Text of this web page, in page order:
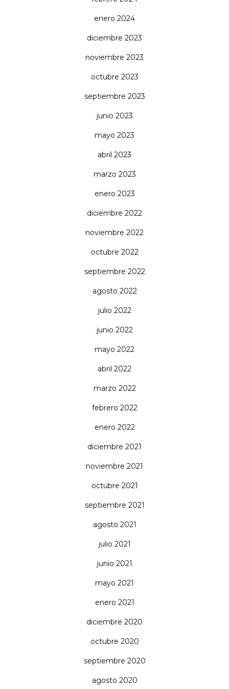
enero 2024
diciembre 2023
noviembre 2023
octubre 2023
septiembre 2023
junio 2023
mayo 2023
abril 2023
marzo 2023
enero 2023
diciembre 2022
noviembre 2022
octubre 2022
septiembre 2022
agosto 2022
julio 2022
junio 2022
mayo 2022
abril 2022
marzo 2022
febrero 2022
enero 2022
diciembre 2021
noviembre 2021
octubre 2021
septiembre 2021
agosto 2021
julio 2021
junio 2021
mayo 2021
enero 2021
diciembre 2020
octubre 2020
septiembre 2020
agosto 2020